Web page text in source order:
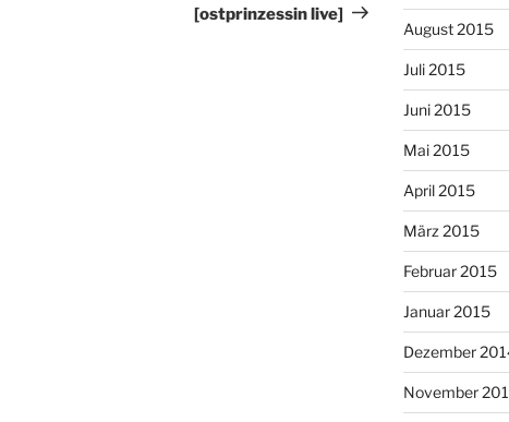
[ostprinzessin live]
August 2015
Juli 2015
Juni 2015
Mai 2015
April 2015
März 2015
Februar 2015
Januar 2015
Dezember
November